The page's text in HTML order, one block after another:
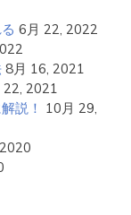
6月 22, 2022
8月 16, 2021
22, 2021
説！ 10月 29,